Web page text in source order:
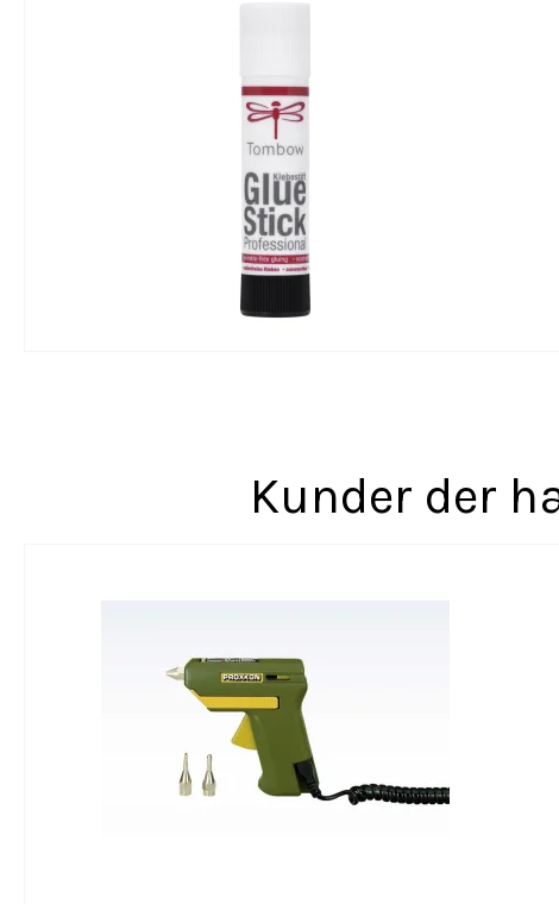
Kunder der